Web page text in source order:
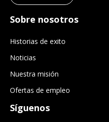
Sobre nosotros
Historias de exito
Noticias
Nuestra misión
Ofertas de empleo
Síguenos